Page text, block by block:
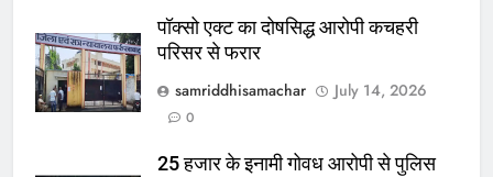
पॉक्सो एक्ट का दोषसिद्ध आरोपी कचहरी
परिसर से फरार
samriddhisamachar
July 14, 2026
0
25 हजार के इनामी गोवध आरोपी से पुलिस